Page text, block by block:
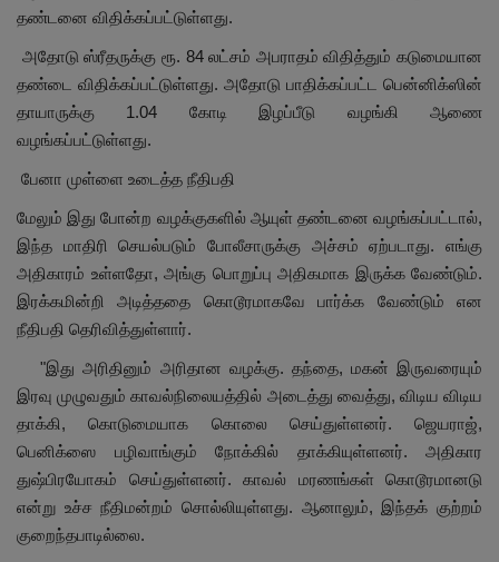
தண்டனை விதிக்கப்பட்டுள்ளது.
அதோடு ஸ்ரீதருக்கு ரூ. 84லட்சம் அபராதம் விதித்தும் கடுமையான
தண்டை விதிக்கப்பட்டுள்ளது. அதோடு பாதிக்கப்பட்ட பென்னிக்ஸின்
தாயாருக்கு 1.04 கோடி இழப்பீடு வழங்கி ஆணை
வழங்கப்பட்டுள்ளது.
பேனா முள்ளை உடைத்த நீதிபதி
மேலும் இது போன்ற வழக்குகளில் ஆயுள் தண்டனை வழங்கப்பட்டால்,
இந்த மாதிரி செயல்படும் போலீசாருக்கு அச்சம் ஏற்படாது. எங்கு
அதிகாரம் உள்ளதோ, அங்கு பொறுப்பு அதிகமாக இருக்க வேண்டும்.
இரக்கமின்றி அடித்ததை கொடூரமாகவே பார்க்க வேண்டும் என
நீதிபதி தெரிவித்துள்ளார்.
"இது அரிதினும் அரிதான வழக்கு. தந்தை, மகன் இருவரையும்
இரவு முழுவதும் காவல்நிலையத்தில் அடைத்து வைத்து, விடிய விடிய
தாக்கி,கொடுமையாக கொலை செய்துள்ளனர். ஜெயராஜ்,
பெனிக்ஸை பழிவாங்கும் நோக்கில் தாக்கியுள்ளனர். அதிகார
துஷ்பிரயோகம் செய்துள்ளனர். காவல் மரணங்கள் கொடூரமானடு
என்று உச்ச நீதிமன்றம் சொல்லியுள்ளது. ஆனாலும், இந்தக் குற்றம்
குறைந்தபாடில்லை.